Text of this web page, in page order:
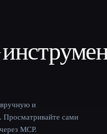
и
Просматривайте сами
MCP.